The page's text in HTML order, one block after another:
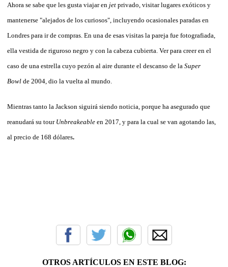
Ahora se sabe que les gusta viajar en jet privado, visitar lugares exóticos y
mantenerse "alejados de los curiosos", incluyendo ocasionales paradas en
Londres para ir de compras. En una de esas visitas la pareja fue fotografiada,
ella vestida de riguroso negro y con la cabeza cubierta. Ver para creer en el
caso de una estrella cuyo pezón al aire durante el descanso de la Super
Bowl de 2004, dio la vuelta al mundo.
Mientras tanto la Jackson siguirá siendo noticia, porque ha asegurado que
reanudará su tour Unbreakeable en 2017, y para la cual se van agotando las,
al precio de 168 dólares.
OTROS ARTÍCULOS EN ESTE BLOG: